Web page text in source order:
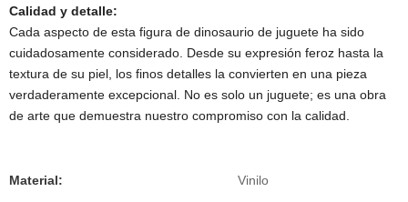
Calidad y detalle:
Cada aspecto de esta figura de dinosaurio de juguete ha sido
cuidadosamente considerado. Desde su expresión feroz hasta la
textura de su piel, los finos detalles la convierten en una pieza
verdaderamente excepcional. No es solo un juguete; es una obra
de arte que demuestra nuestro compromiso con la calidad.
Material: Vinilo